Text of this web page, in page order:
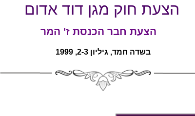
הצעת חוק מגן דוד אדום
הצעת חבר הכנסת ז' המר
בשדה חמד, גיליון 2-3, 1999